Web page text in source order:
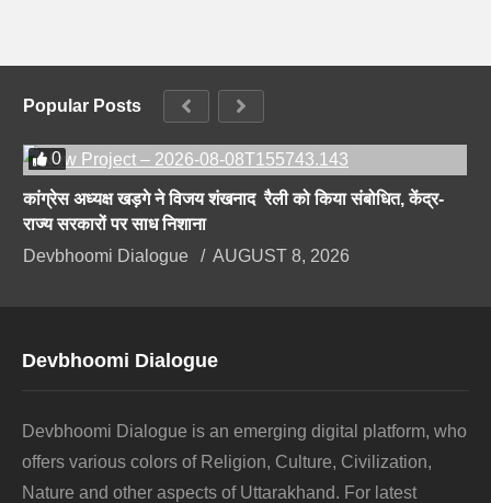
Popular Posts
0
कांग्रेस अध्यक्ष खड़गे ने विजय शंखनाद रैली को किया संबोधित, केंद्र-
राज्य सरकारों पर साध निशाना
Devbhoomi Dialogue
AUGUST 8, 2026
Devbhoomi Dialogue
Devbhoomi Dialogue is an emerging digital platform, who
offers various colors of Religion, Culture, Civilization,
Nature and other aspects of Uttarakhand. For latest